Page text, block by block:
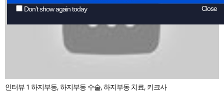
Don’t show again today Close
인터뷰 1 하지부동, 하지부동 수술, 하지부동 치료, 키크사